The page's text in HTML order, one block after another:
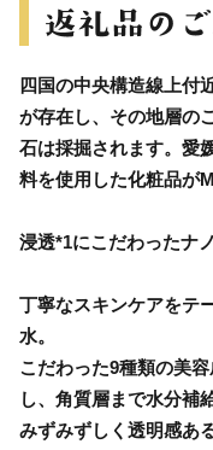
四国の中央構造線上付
が存在し、その地層の
石は採掘されます。愛
料を使用した化粧品が
浸透*1にこだわったナ
丁寧なスキンケアをテ
水。
こだわった9種類の美
し、角質層まで水分補給
みずみずしく透明感あ